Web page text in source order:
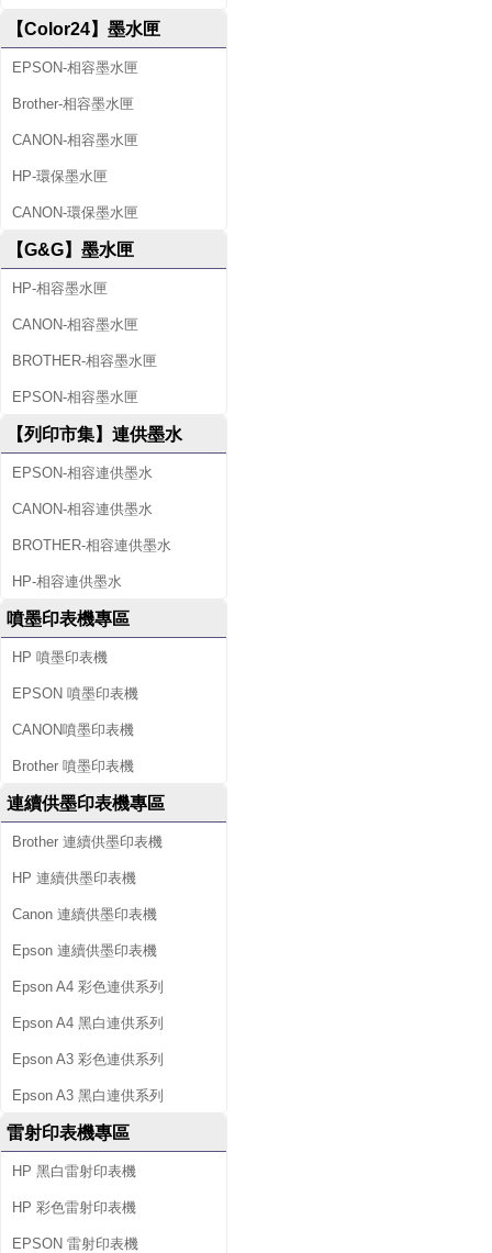
【Color24】墨水匣
EPSON-相容墨水匣
Brother-相容墨水匣
CANON-相容墨水匣
HP-環保墨水匣
CANON-環保墨水匣
【G&G】墨水匣
HP-相容墨水匣
CANON-相容墨水匣
BROTHER-相容墨水匣
EPSON-相容墨水匣
【列印市集】連供墨水
EPSON-相容連供墨水
CANON-相容連供墨水
BROTHER-相容連供墨水
HP-相容連供墨水
噴墨印表機專區
HP 噴墨印表機
EPSON 噴墨印表機
CANON噴墨印表機
Brother 噴墨印表機
連續供墨印表機專區
Brother 連續供墨印表機
HP 連續供墨印表機
Canon 連續供墨印表機
Epson 連續供墨印表機
Epson A4 彩色連供系列
Epson A4 黑白連供系列
Epson A3 彩色連供系列
Epson A3 黑白連供系列
雷射印表機專區
HP 黑白雷射印表機
HP 彩色雷射印表機
EPSON 雷射印表機